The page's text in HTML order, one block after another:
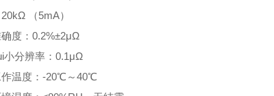
（5mA）
度：0.2%±2μΩ
小分辨率：0.1μΩ
作温度：-20℃～40℃